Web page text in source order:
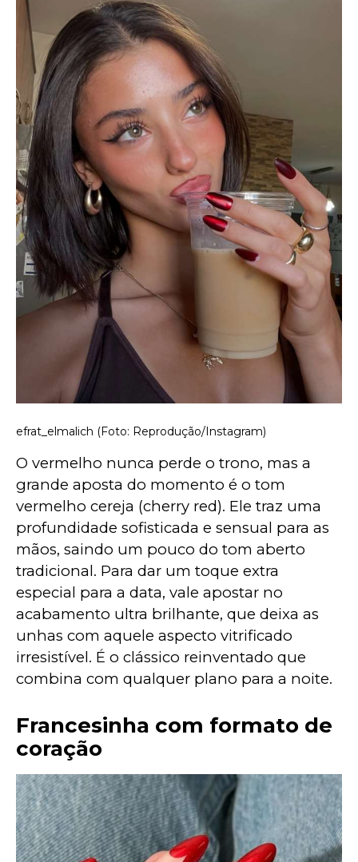
efrat_elmalich (Foto: Reprodução/Instagram)
O vermelho nunca perde o trono, mas a
grande aposta do momento é o tom
vermelho cereja (cherry red). Ele traz uma
profundidade sofisticada e sensual para as
mãos, saindo um pouco do tom aberto
tradicional. Para dar um toque extra
especial para a data, vale apostar no
acabamento ultra brilhante, que deixa as
unhas com aquele aspecto vitrificado
irresistível. É o clássico reinventado que
combina com qualquer plano para a noite.
Francesinha com formato de
coração